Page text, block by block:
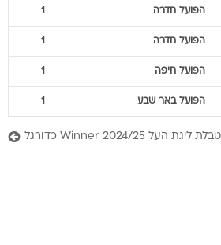
הפועל חדרה 1
הפועל חדרה 1
הפועל חיפה 1
הפועל באר שבע 1
טבלת ליגת העל Winner 2024/25 כדורגל